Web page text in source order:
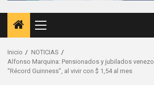
Menú
principal
Inicio
NOTICIAS
Alfonso Marquina: Pensionados y jubilados
“Récord Guinness”, al vivir con $ 1,54 al mes